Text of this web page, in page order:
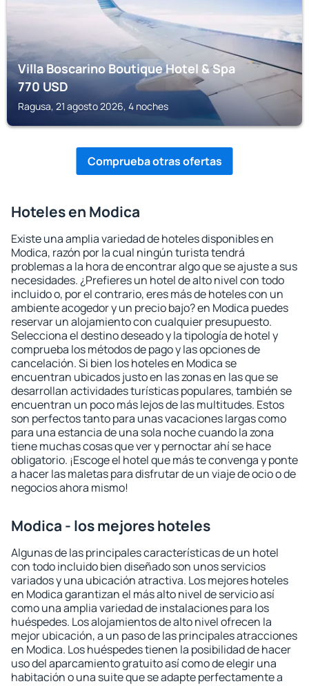
Villa Boscarino Boutique Hotel & Spa
770USD
Ragusa, 21 agosto 2026, 4 noches
Comprueba otras ofertas
Hoteles en Modica
Existe una amplia variedad de hoteles disponibles en
Modica, razón por la cual ningún turista tendrá
problemas a la hora de encontrar algo que se ajuste a sus
necesidades. ¿Prefieres un hotel de alto nivel con todo
incluido o, por el contrario, eres más de hoteles con un
ambiente acogedor y un precio bajo? en Modica puedes
reservar un alojamiento con cualquier presupuesto.
Selecciona el destino deseado y la tipología de hotel y
comprueba los métodos de pago y las opciones de
cancelación. Si bien los hoteles en Modica se
encuentran ubicados justo en las zonas en las que se
desarrollan actividades turísticas populares, también se
encuentran un poco más lejos de las multitudes. Estos
son perfectos tanto para unas vacaciones largas como
para una estancia de una sola noche cuando la zona
tiene muchas cosas que ver y pernoctar ahí se hace
obligatorio. ¡Escoge el hotel que más te convenga y ponte
a hacer las maletas para disfrutar de un viaje de ocio o de
negocios ahora mismo!
Modica - los mejores hoteles
Algunas de las principales características de un hotel
con todo incluido bien diseñado son unos servicios
variados y una ubicación atractiva. Los mejores hoteles
en Modica garantizan el más alto nivel de servicio así
como una amplia variedad de instalaciones para los
huéspedes. Los alojamientos de alto nivel ofrecen la
mejor ubicación, a un paso de las principales atracciones
en Modica. Los huéspedes tienen la posibilidad de hacer
uso del aparcamiento gratuito así como de elegir una
habitación o una suite que se adapte perfectamente a